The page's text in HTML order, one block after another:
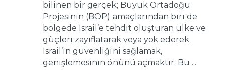
bilinen bir gerçek; Büyük Ortadoğu
Projesinin (BOP) amaçlarından biri de
bölgede İsrail’e tehdit oluşturan ülke ve
güçleri zayıflatarak veya yok ederek
İsrail’in güvenliğini sağlamak,
genişlemesinin önünü açmaktır. Bu ...